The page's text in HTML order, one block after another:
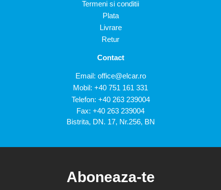
Termeni si conditii
Plata
Livrare
Retur
Contact
Email: office@elcar.ro
Mobil: +40 751 161 331
Telefon: +40 263 239004
Fax: +40 263 239004
Bistrita, DN. 17, Nr.256, BN
Aboneaza-te